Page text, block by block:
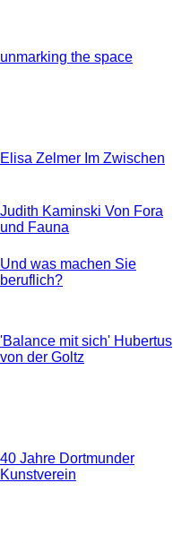
unmarking the space
Elisa Zelmer Im Zwischen
Judith Kaminski Von Fora
und Fauna
Und was machen Sie
beruflich?
'Balance mit sich' Hubertus
von der Goltz
40 Jahre Dortmunder
Kunstverein